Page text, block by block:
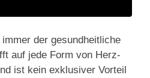
der gesundheitliche
auf jede Form von Herz-
ist kein exklusiver Vorteil